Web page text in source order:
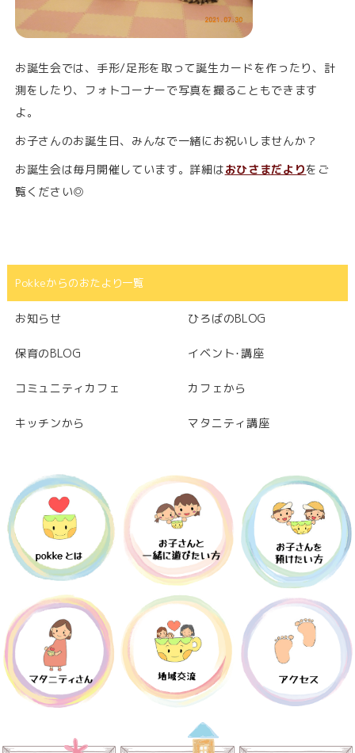
お誕生会では、手形/足形を取って誕生カードを作ったり、計
測をしたり、フォトコーナーで写真を撮ることもできます
よ。
お子さんのお誕生日、みんなで一緒にお祝いしませんか？
お誕生会は毎月開催しています。詳細はおひさまだよりをご
覧ください◎
Pokkeからのおたより一覧
お知らせ ひろばのBLOG
保育のBLOG イベント･講座
コミュニティカフェ カフェから
キッチンから マタニティ講座